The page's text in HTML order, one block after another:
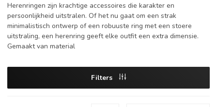
Herenringen zijn krachtige accessoires die karakter en
persoonlijkheid uitstralen. Of het nu gaat om een strak
minimalistisch ontwerp of een robuuste ring met een stoere
uitstraling, een herenring geeft elke outfit een extra dimensie.
Gemaakt van material
Filters